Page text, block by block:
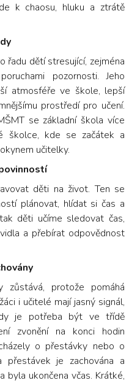
k chaosu, hluku a ztrátě
řadu dětí stresující, zejména
pozornosti. Jeho
atmosféře ve škole, lepší
prostředí pro učení.
se základní škola více
školce, kde se začátek a
učitelky.
děti na život. Ten se
plánovat, hlídat si čas a
děti učíme sledovat čas,
a přebírat odpovědnost
zůstává, protože pomáhá
i učitelé mají jasný signál,
je potřeba být ve třídě
zvonění na konci hodin
o přestávky nebo o
přestávek je zachována a
byla ukončena včas. Krátké,